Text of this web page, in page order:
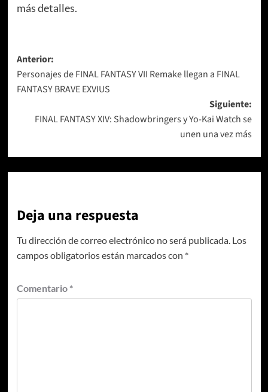
más detalles.
Navegación
de
entradas
Anterior:
Personajes de FINAL FANTASY VII Remake llegan a FINAL
FANTASY BRAVE EXVIUS
Siguiente:
FINAL FANTASY XIV: Shadowbringers y Yo-Kai Watch se
unen una vez más
Deja una respuesta
Tu dirección de correo electrónico no será publicada. Los
campos obligatorios están marcados con *
Comentario *